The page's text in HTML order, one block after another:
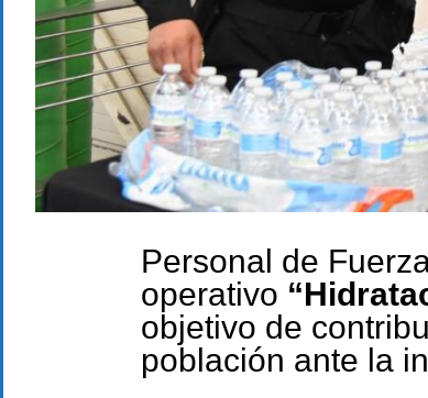
Personal de
operativo
objetivo de
población ante la